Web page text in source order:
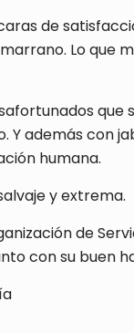
de
Lo que
que
Y además con
humana.
y extrema.
de
con su buen